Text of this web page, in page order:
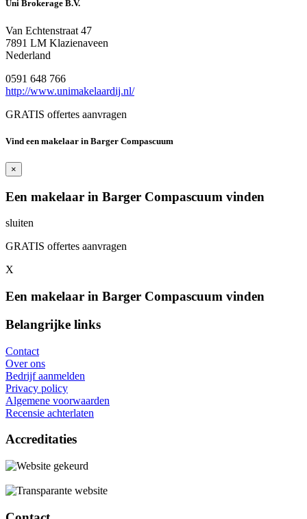
Uni Brokerage B.V.
Van Echtenstraat 47
7891 LM Klazienaveen
Nederland
0591 648 766
http://www.unimakelaardij.nl/
GRATIS offertes aanvragen
Vind een makelaar in Barger Compascuum
×
Een makelaar in Barger Compascuum vinden
sluiten
GRATIS offertes aanvragen
X
Een makelaar in Barger Compascuum vinden
Belangrijke links
Contact
Over ons
Bedrijf aanmelden
Privacy policy
Algemene voorwaarden
Recensie achterlaten
Accreditaties